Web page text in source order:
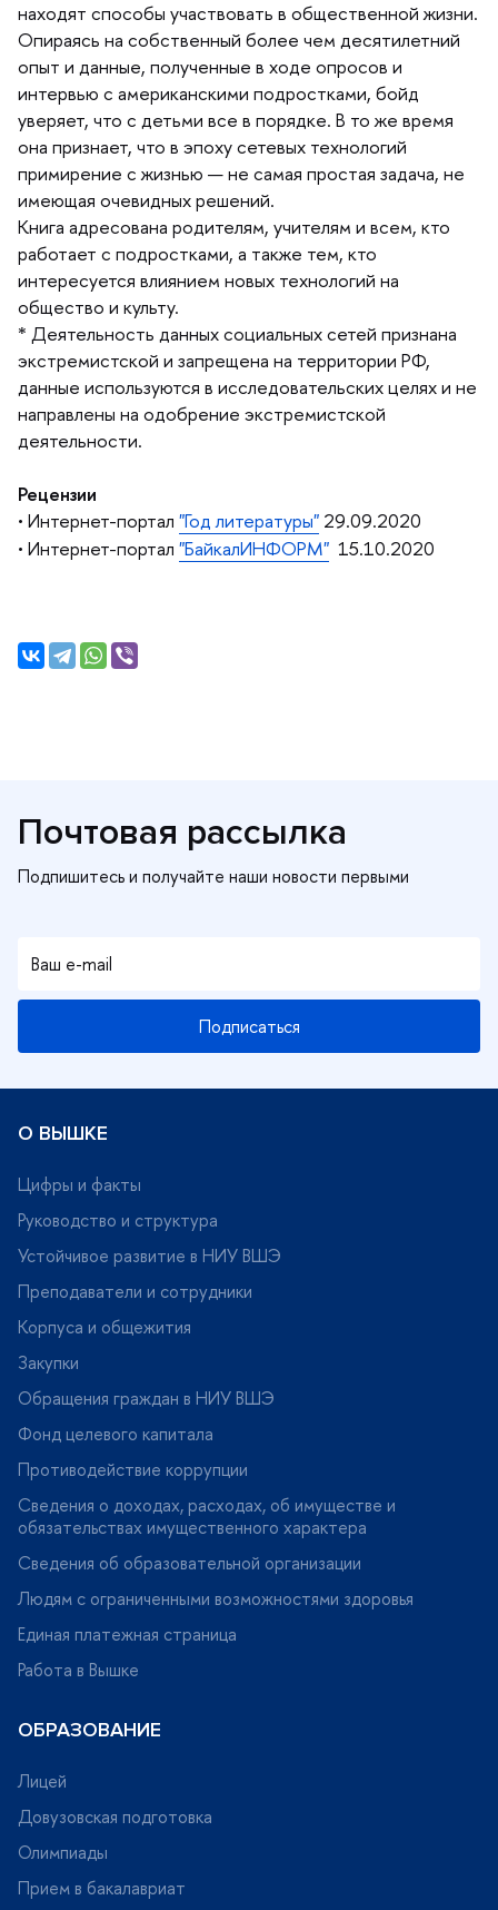
находят способы участвовать в общественной жизни.
Опираясь на собственный более чем десятилетний
опыт и данные, полученные в ходе опросов и
интервью с американскими подростками, бойд
уверяет, что с детьми все в порядке. В то же время
она признает, что в эпоху сетевых технологий
примирение с жизнью — не самая простая задача, не
имеющая очевидных решений.
Книга адресована родителям, учителям и всем, кто
работает с подростками, а также тем, кто
интересуется влиянием новых технологий на
общество и культу.
* Деятельность данных социальных сетей признана
экстремистской и запрещена на территории РФ,
данные используются в исследовательских целях и не
направлены на одобрение экстремистской
деятельности.
Рецензии
• Интернет-портал "Год литературы" 29.09.2020
• Интернет-портал "БайкалИНФОРМ" 15.10.2020
Почтовая рассылка
Подписаться
О ВЫШКЕ
Цифры и факты
Руководство и структура
Устойчивое развитие в НИУ ВШЭ
Преподаватели и сотрудники
Корпуса и общежития
Закупки
Обращения граждан в НИУ ВШЭ
Фонд целевого капитала
Противодействие коррупции
Сведения о доходах, расходах, об имуществе и
обязательствах имущественного характера
Сведения об образовательной организации
Людям с ограниченными возможностями здоровья
Единая платежная страница
Работа в Вышке
ОБРАЗОВАНИЕ
Лицей
Довузовская подготовка
Олимпиады
Прием в бакалавриат